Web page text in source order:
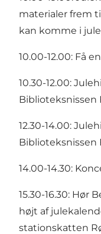
materialer frem
kan komme i
10.00-12.00: Få
10.30-12.00:
Biblioteksnissen
12.30-14.00:
Biblioteksnissen
14.00-14.30:
15.30-16.30: Hør
højt af
stationskatten